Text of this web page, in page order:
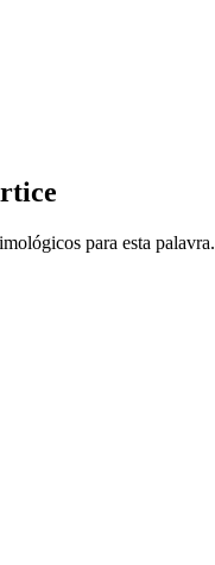
para esta palavra.